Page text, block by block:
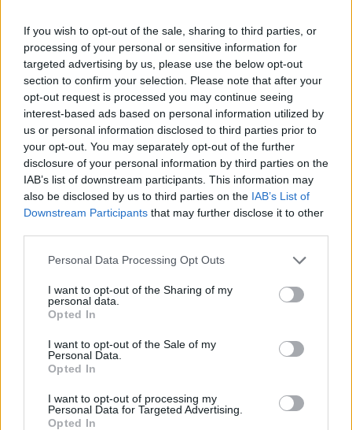
If you wish to opt-out of the sale, sharing to third parties, or
processing of your personal or sensitive information for
targeted advertising by us, please use the below opt-out
section to confirm your selection. Please note that after your
opt-out request is processed you may continue seeing
interest-based ads based on personal information utilized by
us or personal information disclosed to third parties prior to
your opt-out. You may separately opt-out of the further
disclosure of your personal information by third parties on the
IAB’s list of downstream participants. This information may
also be disclosed by us to third parties on the IAB’s List of
Downstream Participants that may further disclose it to other
Personal Data Processing Opt Outs
I want to opt-out of the Sharing of my
personal data.
Opted In
I want to opt-out of the Sale of my
Personal Data.
Opted In
I want to opt-out of processing my
Personal Data for Targeted Advertising.
Opted In
ΕΠΙΚΑΙΡΌΤΗΤΑ 05/08/2026 - 16:28
Ο ΕΦΕΤ ανακάλεσε από τα ράφια καραμέλες-ζελέ